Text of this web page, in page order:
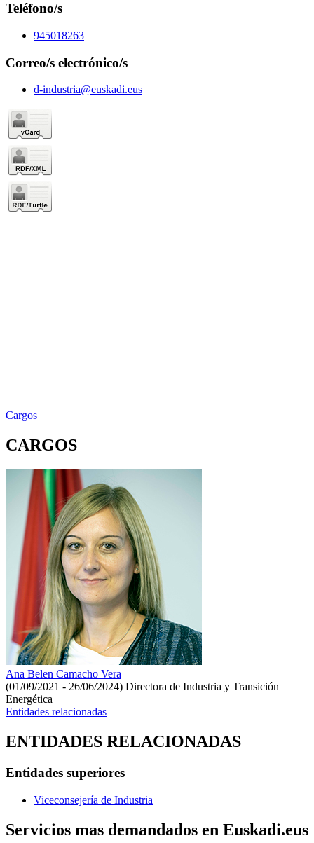
Teléfono/s
945018263
Correo/s electrónico/s
d-industria@euskadi.eus
Cargos
CARGOS
Ana Belen Camacho Vera
(01/09/2021 - 26/06/2024) Directora de Industria y Transición
Energética
Entidades relacionadas
ENTIDADES RELACIONADAS
Entidades superiores
Viceconsejería de Industria
Servicios mas demandados en Euskadi.eus